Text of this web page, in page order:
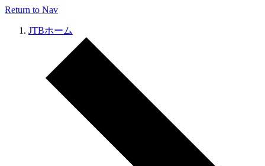
Return to Nav
JTBホーム